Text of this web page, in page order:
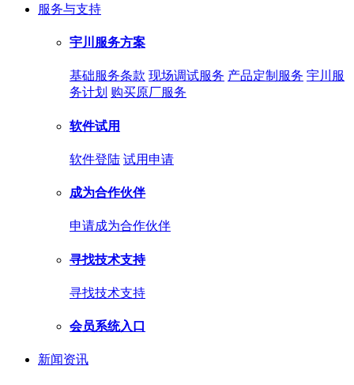
服务与支持
宇川服务方案
基础服务条款 现场调试服务 产品定制服务 宇川服
务计划 购买原厂服务
软件试用
软件登陆 试用申请
成为合作伙伴
申请成为合作伙伴
寻找技术支持
寻找技术支持
会员系统入口
新闻资讯